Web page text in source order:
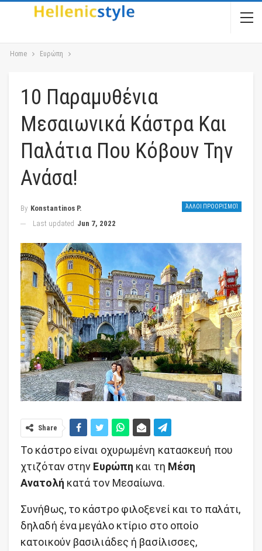
Home Ευρώπη
10 Παραμυθένια
Μεσαιωνικά Κάστρα Και
Παλάτια Που Κόβουν Την
Ανάσα!
ΆΛΛΟΙ ΠΡΟΟΡΙΣΜΟΊ
By Konstantinos P.
Last updated Jun 7, 2022
Share
Το κάστρο είναι οχυρωμένη κατασκευή που
χτιζόταν στην Ευρώπη και τη Μέση
Ανατολή κατά τον Μεσαίωνα.
Συνήθως, το κάστρο φιλοξενεί και το παλάτι,
δηλαδή ένα μεγάλο κτίριο στο οποίο
κατοικούν βασιλιάδες ή βασίλισσες,